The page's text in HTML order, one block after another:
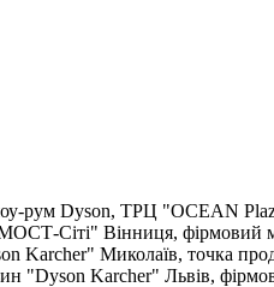
рум Dyson, ТРЦ "OCEAN
Сіті" Вінниця, фірмовий
Karcher" Миколаїв, точка
"Dyson Karcher" Львів,